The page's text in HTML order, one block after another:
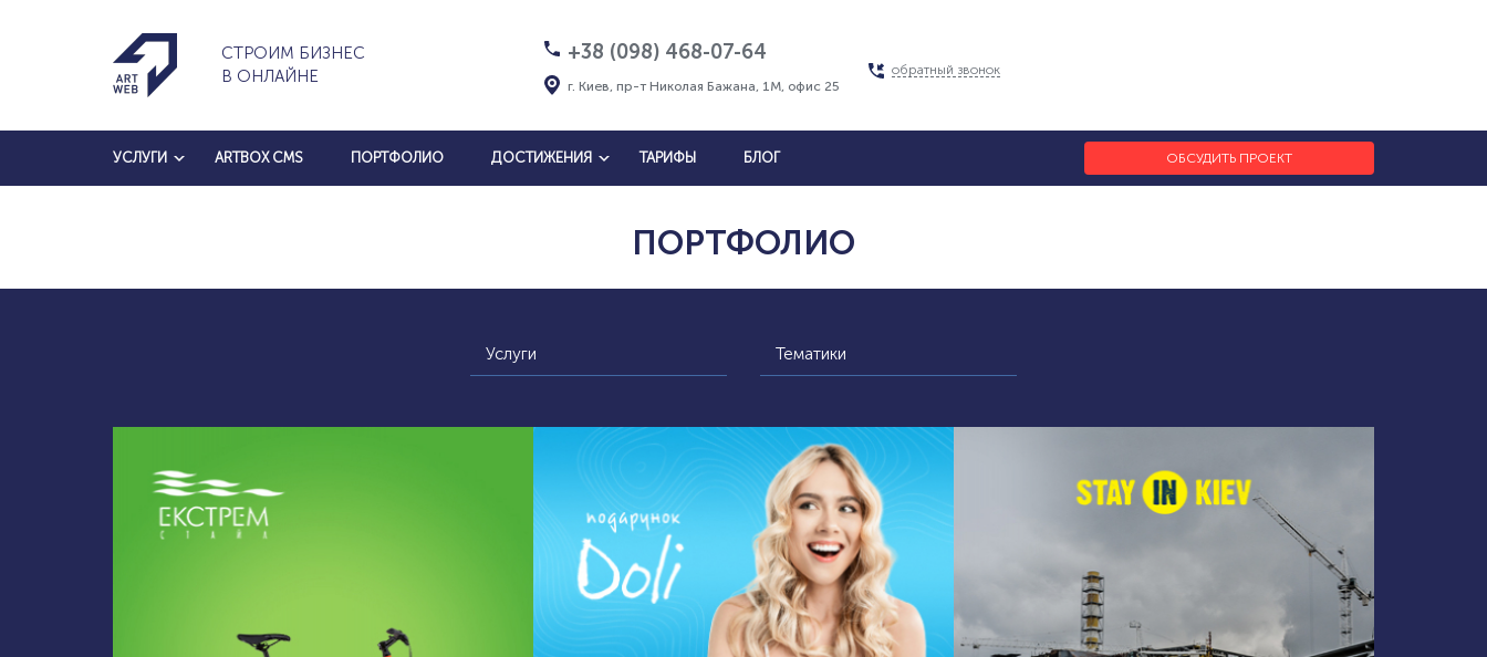
СТРОИМ БИЗНЕС
В ОНЛАЙНЕ
+38 (098) 468-07-64
г. Киев, пр-т Николая Бажана, 1М, офис 25
обратный звонок
УСЛУГИ ARTBOX CMS ПОРТФОЛИО ДОСТИЖЕНИЯ ТАРИФЫ БЛОГ ОБСУДИТЬ ПРОЕКТ
ПОРТФОЛИО
Услуги Тематики